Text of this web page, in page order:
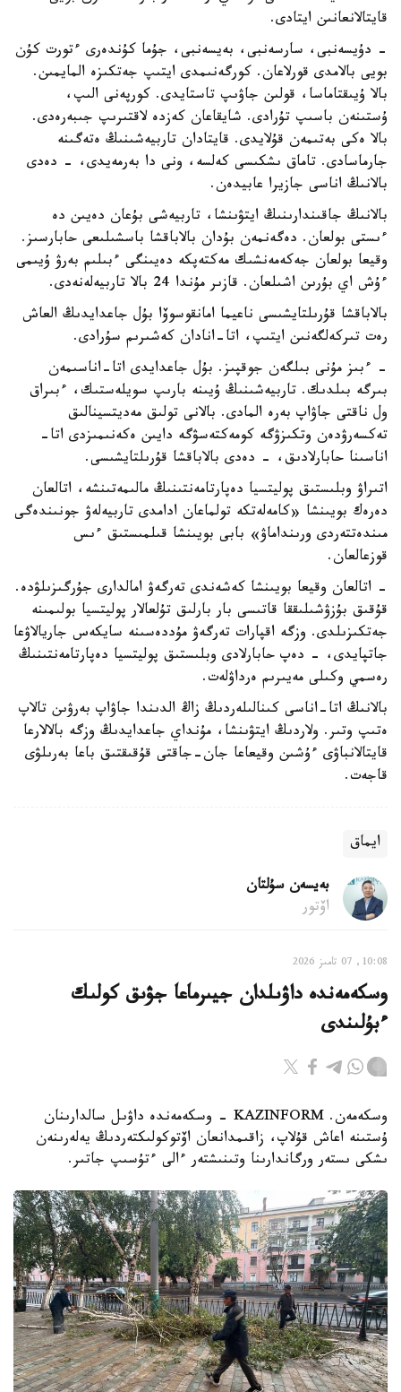
قايتالانعانىن ايتادى.
- دۇيسەنبى، سارسەنبى، بەيسەنبى، جۇما كۇندەرى ءتورت كۇن
بويى بالامدى قورلاعان. كورگەنىمدى ايتىپ جەتكىزە المايمىن.
بالا ۇيىقتاماسا، قولىن جاۋىپ تاستايدى. كورپەنى الىپ،
ۇستىنەن باسىپ تۇرادى. شايقاعان كەزدە لاقتىرىپ جىبەرەدى.
بالا ەكى بەتىمەن قۇلايدى. قايتادان تاربيەشىنىڭ ەتەگىنە
جارماسادى. تاماق ىشكىسى كەلسە، ونى دا بەرمەيدى، - دەدى
بالانىڭ اناسى جازيرا عابيدەن.
بالانىڭ جاقىندارىنىڭ ايتۋىنشا، تاربيەشى بۇعان دەيىن دە
ءىستى بولعان. دەگەنمەن بۇدان بالاباقشا باسشىلىعى حابارسىز.
وقيعا بولعان جەكەمەنشىك مەكتەپكە دەيىنگى ءبىلىم بەرۋ ۇيىمى
ءۇش اي بۇرىن اشىلعان. قازىر مۇندا 24 بالا تاربيەلەنەدى.
بالاباقشا قۇرىلتايشىسى ناعيما امانقوسوۆا بۇل جاعدايدىڭ العاش
رەت تىركەلگەنىن ايتىپ، اتا-انادان كەشىرىم سۇرادى.
- ءبىز مۇنى بىلگەن جوقپىز. بۇل جاعدايدى اتا-اناسىمەن
بىرگە بىلدىك. تاربيەشىنىڭ ۇيىنە بارىپ سويلەستىك، ءبىراق
ول ناقتى جاۋاپ بەرە المادى. بالانى تولىق مەديتسينالىق
تەكسەرۋدەن وتكىزۋگە كومەكتەسۋگە دايىن ەكەنىمىزدى اتا-
اناسىنا حابارلادىق، - دەدى بالاباقشا قۇرىلتايشىسى.
اتىراۋ وبلىستىق پوليتسيا دەپارتامەنتىنىڭ مالىمەتىنشە، اتالعان
دەرەك بويىنشا «كامەلەتكە تولماعان ادامدى تاربيەلەۋ جونىندەگى
مىندەتتەردى ورىنداماۋ» بابى بويىنشا قىلمىستىق ءىس
قوزعالعان.
- اتالعان وقيعا بويىنشا كەشەندى تەرگەۋ امالدارى جۇرگىزىلۋدە.
قۇقىق بۇزۋشىلىققا قاتىسى بار بارلىق تۇلعالار پوليتسيا بولىمىنە
جەتكىزىلدى. وزگە اقپارات تەرگەۋ مۇددەسىنە سايكەس جاريالاۋعا
جاتپايدى، - دەپ حابارلادى وبلىستىق پوليتسيا دەپارتامەنتىنىڭ
رەسمي وكىلى مەيىرىم ەرداۋلەت.
بالانىڭ اتا-اناسى كىنالىلەردىڭ زاڭ الدىندا جاۋاپ بەرۋىن تالاپ
ەتىپ وتىر. ولاردىڭ ايتۋىنشا، مۇنداي جاعدايدىڭ وزگە بالالارعا
قايتالانباۋى ءۇشىن وقيعاعا جان-جاقتى قۇقىقتىق باعا بەرىلۋى
قاجەت.
ايماق
بەيسەن سۇلتان
اۆتور
10:08, 07 تامىز 2026
وسكەمەندە داۋىلدان جيىرماعا جۋىق كولىك
ءبۇلىندى
وسكەمەن. KAZINFORM - وسكەمەندە داۋىل سالدارىنان
ۇستىنە اعاش قۇلاپ، زاقىمدانعان اۆتوكولىكتەردىڭ يەلەرىنەن
ىشكى ىستەر ورگاندارىنا وتىنىشتەر ءالى ءتۇسىپ جاتىر.